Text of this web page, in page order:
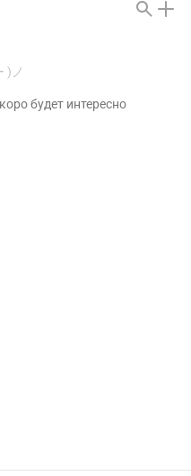
)ノ
будет интересно